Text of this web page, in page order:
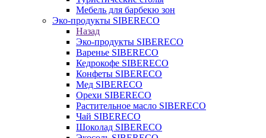
Мебель для барбекю зон
Эко-продукты SIBERECO
Назад
Эко-продукты SIBERECO
Варенье SIBERECO
Кедрокофе SIBERECO
Конфеты SIBERECO
Мед SIBERECO
Орехи SIBERECO
Растительное масло SIBERECO
Чай SIBERECO
Шоколад SIBERECO